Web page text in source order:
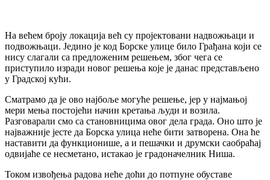
На већем броју локација већ су пројектовани надвожњаци и
подвожњаци. Једино је код Борске улице било Грађана који се
нису слагали са предложеним решењем, због чега се
приступило изради новог решења које је данас представљено
у Градској кући.
Сматрамо да је ово најбоље могуће решење, јер у најмањој
мери мења постојећи начин кретања људи и возила.
Разговарали смо са становницима овог дела града. Оно што је
најважније јесте да Борска улица неће бити затворена. Она ће
наставити да функционише, а и пешачки и друмски саобраћај
одвијаће се несметано, истакао је градоначелник Ниша.
Током извођења радова неће доћи до потпуне обуставе